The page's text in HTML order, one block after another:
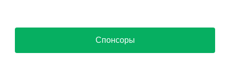
Спонсоры